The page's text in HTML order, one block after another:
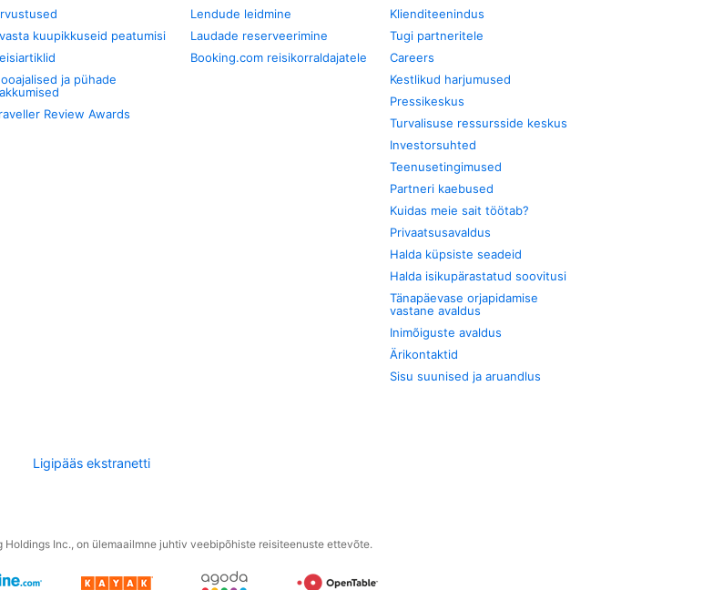
kuupikkuseid peatumisi
ja pühade
Review Awards
Lendude leidmine
Laudade reserveerimine
Booking.com reisikorraldajatele
Klienditeenindus
Tugi partneritele
Careers
Kestlikud harjumused
Pressikeskus
Turvalisuse ressursside keskus
Investorsuhted
Teenusetingimused
Partneri kaebused
Kuidas meie sait töötab?
Privaatsusavaldus
Halda küpsiste seadeid
Halda isikupärastatud soovitusi
Tänapäevase orjapidamise
vastane avaldus
Inimõiguste avaldus
Ärikontaktid
Sisu suunised ja aruandlus
Ligipääs ekstranetti
Inc., on ülemaailmne juhtiv veebipõhiste reisiteenuste ettevõte.